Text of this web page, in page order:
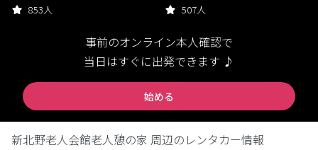
853人 507人
事前のオンライン本人確認で
当日はすぐに出発できます ♪
始める
新北野老人会館老人憩の家 周辺のレンタカー情報